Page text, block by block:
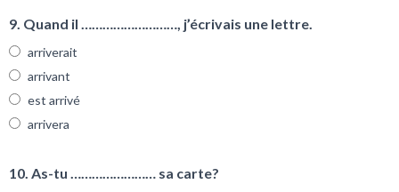
9. Quand il ………………………, j’écrivais une lettre.
arriverait
arrivant
est arrivé
arrivera
10. As-tu …………………… sa carte?